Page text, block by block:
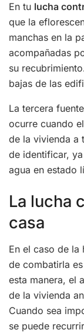
En tu lucha
que la
manchas en la
acompañadas
su
bajas de las
La tercera
ocurre cuando
de la vivienda a
de identificar,
agua en estado
La lucha
casa
En el caso de
de combatirla
esta manera, el
de la vivienda
Cuando sea
se puede